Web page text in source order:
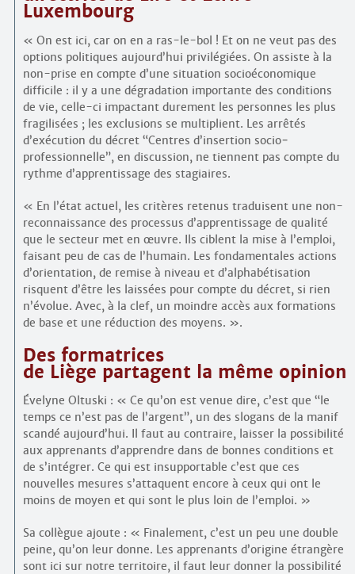
Luxembourg
« On est ici, car on en a ras-le-bol ! Et on ne veut pas des
options politiques aujourd’hui privilégiées. On assiste à la
non-prise en compte d’une situation socio­économique
difficile : il y a une dégradation importante des conditions
de vie, celle-ci impactant durement les personnes les plus
fragilisées ; les exclusions se multiplient. Les arrêtés
d’exécution du décret “Centres d’insertion socio­
professionnelle”, en discussion, ne tiennent pas compte du
rythme d’apprentissage des stagiaires.
« En l’état actuel, les critères retenus traduisent une non-
reconnaissance des processus d’apprentissage de qualité
que le secteur met en œuvre. Ils ciblent la mise à l’emploi,
faisant peu de cas de l’humain. Les fondamentales actions
d’orientation, de remise à niveau et d’alphabétisation
risquent d’être les laissées pour compte du décret, si rien
n’évolue. Avec, à la clef, un moindre accès aux formations
de base et une réduction des moyens. ».
Des formatrices
de Liège partagent la même opinion
Évelyne Oltuski : « Ce qu’on est venue dire, c’est que “le
temps ce n’est pas de l’argent”, un des slogans de la manif
scandé aujourd’hui. Il faut au contraire, laisser la possibilité
aux apprenants d’apprendre dans de bonnes conditions et
de s’intégrer. Ce qui est insupportable c’est que ces
nouvelles mesures s’attaquent encore à ceux qui ont le
moins de moyen et qui sont le plus loin de l’emploi. »
Sa collègue ajoute : « Finalement, c’est un peu une double
peine, qu’on leur donne. Les apprenants d’origine étrangère
sont ici sur notre territoire, il faut leur donner la possibilité